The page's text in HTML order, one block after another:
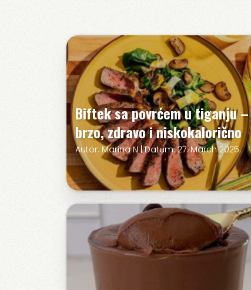
Biftek sa povrćem u tiganju –
brzo, zdravo i niskokalorično
Autor: Marina N | Datum: 27. March 2025.